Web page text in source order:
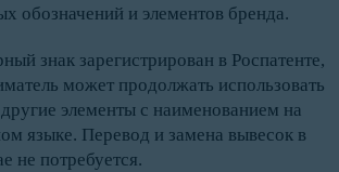
обозначений и элементов бренда.
знак зарегистрирован в Роспатенте,
может продолжать использовать
элементы с наименованием на
языке. Перевод и замена вывесок в
не потребуется.